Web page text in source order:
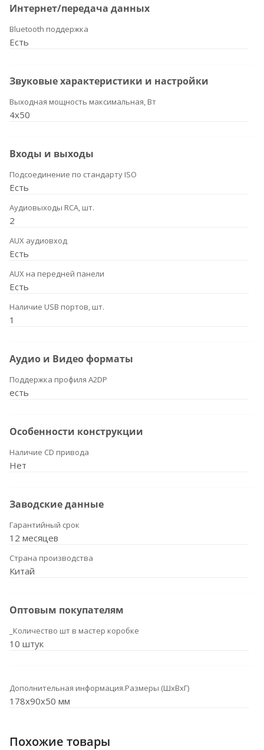
Интернет/передача данных
Bluetooth поддержка
Есть
Звуковые характеристики и настройки
Выходная мощность максимальная, Вт
4x50
Входы и выходы
Подсоединение по стандарту ISO
Есть
Аудиовыходы RCA, шт.
2
AUX аудиовход
Есть
AUX на передней панели
Есть
Наличие USB портов, шт.
1
Аудио и Видео форматы
Поддержка профиля A2DP
есть
Особенности конструкции
Наличие CD привода
Нет
Заводские данные
Гарантийный срок
12 месяцев
Страна производства
Китай
Оптовым покупателям
_Количество шт в мастер коробке
10 штук
Дополнительная информация.Размеры (ШхВхГ)
178x90x50 мм
Похожие товары